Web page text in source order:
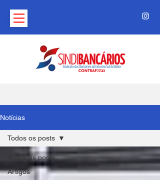
Notícias
Todos os posts
Artigos
Todos os posts